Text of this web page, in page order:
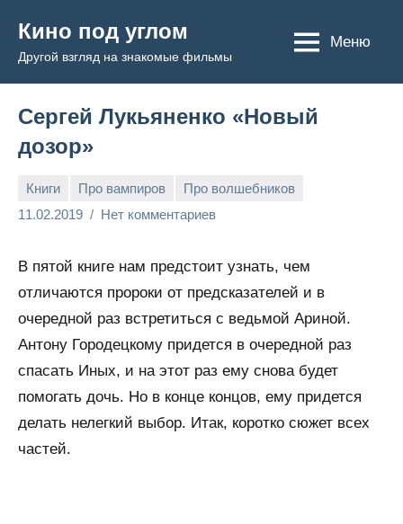
содержимому
Кино под углом
Другой взгляд на знакомые фильмы
Меню
Сергей Лукьяненко «Новый
дозор»
Книги Про вампиров
Про волшебников
11.02.2019
Admin Нет комментариев
В пятой книге нам предстоит узнать, чем
отличаются пророки от предсказателей и в
очередной раз встретиться с ведьмой Ариной.
Антону Городецкому придется в очередной раз
спасать Иных, и на этот раз ему снова будет
помогать дочь. Но в конце концов, ему придется
делать нелегкий выбор. Итак, коротко сюжет всех
частей.